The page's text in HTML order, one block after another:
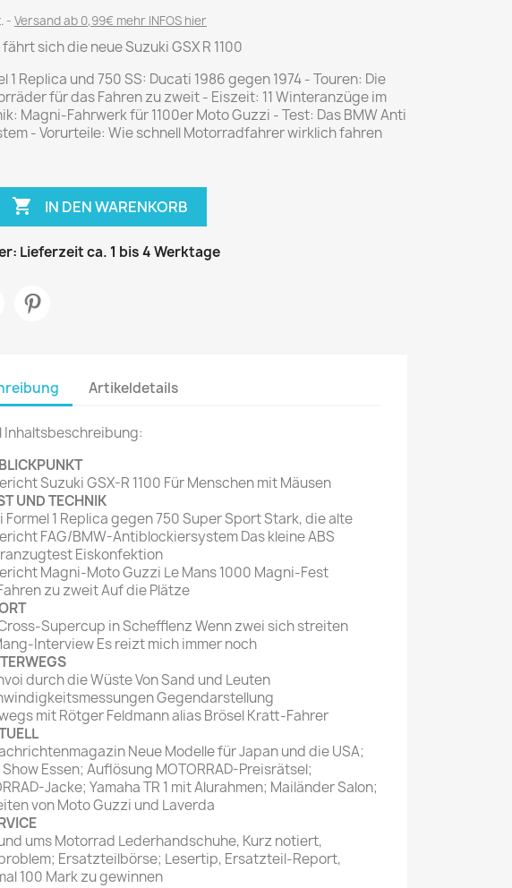
Motorrad
Classic
Markt
Rennen
Sport Motorrad
P.M. Biografie
PM Magazin
Unser Wald
MUSIK
JUICE
Metal Hammer
Rolling Stone
MODE
Guter Rat
selber machen
Mann
&
Allgemeine
Illustrierte
SONSTIGE
Sonstige
Magazine
Versand ab 0,99€ mehr INFOS hier
sich die neue Suzuki GSX R 1100
1 Replica und 750 SS: Ducati 1986 gegen 1974 - Touren: Die
für das Fahren zu zweit - Eiszeit: 11 Winteranzüge im
Magni-Fahrwerk für 1100er Moto Guzzi - Test: Das BMW Anti
- Vorurteile: Wie schnell Motorradfahrer wirklich fahren
 IN DEN WARENKORB
Lieferzeit ca. 1 bis 4 Werktage
Artikeldetails
Inhaltsbeschreibung:
Suzuki GSX-R 1100 Für Menschen mit Mäusen
UND TECHNIK
Formel 1 Replica gegen 750 Super Sport Stark, die alte
FAG/BMW-Antiblockiersystem Das kleine ABS
Eiskonfektion
Magni-Moto Guzzi Le Mans 1000 Magni-Fest
zu zweit Auf die Plätze
Supercup in Schefflenz Wenn zwei sich streiten
Interview Es reizt mich immer noch
durch die Wüste Von Sand und Leuten
Gegendarstellung
mit Rötger Feldmann alias Brösel Kratt-Fahrer
Neue Modelle für Japan und die USA;
Essen; Auflösung MOTORRAD-Preisrätsel;
Jacke; Yamaha TR 1 mit Alurahmen; Mailänder Salon;
von Moto Guzzi und Laverda
ums Motorrad Lederhandschuhe, Kurz notiert,
Ersatzteilbörse; Lesertip, Ersatzteil-Report,
100 Mark zu gewinnen